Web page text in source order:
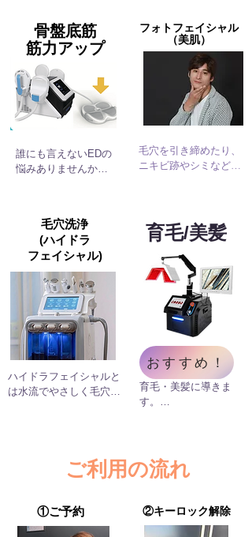
れた高級美容液を導
入しました！
特にエイジングに効
果的とされていて、
医療から美容に入っ
てきた今話題の成分
のことです。
植物、動物、ヒトと
種類のある中から今
す。ワンコイン５
００円でマシンと
併設していますガ
チャから溶剤を購
入してご使用くだ
骨盤底筋
​筋力アップ
誰にも言えないEDの
悩みありませんか？
も骨盤底筋を鍛える
ことで、性の悩みが
解決するかもしれま
せん！普段の運動で
は鍛えられない箇所
を座るだけで筋力UP
させます！
フォトフェイシャル
（美肌）
毛穴を引き締めたり、
ニキビ跡やシミなどに
ろん、なかなか受けら
れない背中にもお使い
いただけます！
毛穴洗浄
(ハイドラ
フェイシャル)
ハイドラフェイシャルと
は水流でやさしく毛穴を
に抑えながら、普段のお
手入れでは取り切れない
ができます。毛穴洗浄以
外にも6つのハンドルが
育毛/美髪
おすすめ！
育毛・美髪に導きま
す。
と血流を促進し、太
く強い毛に導きま
​産後薄毛に悩む女性
ご利用の流れ
①ご予約 ②キーロック解除